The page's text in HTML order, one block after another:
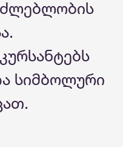
სიმბოლური